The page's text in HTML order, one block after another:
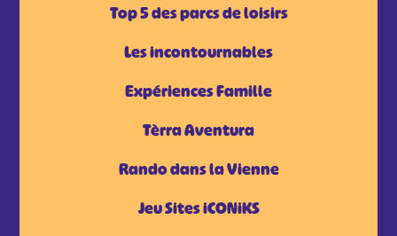
Top 5 des parcs de loisirs
Les incontournables
Expériences Famille
Tèrra Aventura
Rando dans la Vienne
Jeu Sites iCONiKS